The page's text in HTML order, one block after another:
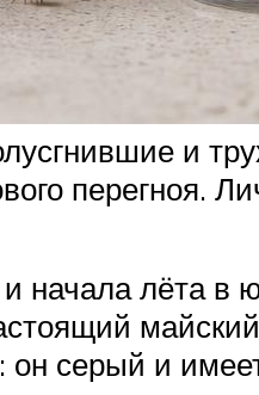
и
перегноя.
начала лёта в
серый и